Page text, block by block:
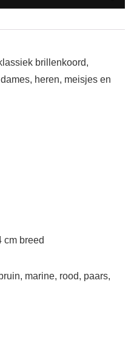
brillenkoord,
heren, meisjes en
cm breed
marine, rood, paars,